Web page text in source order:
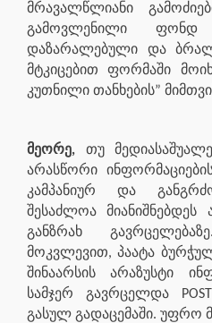
მრავალწლიანი
გამოვლენილი ფონდ
დაზარალებული და
მტკიცებით ფორმაში
კუთნილი თანხების”
მეორე,
თუ
არასწორი
კამპანიურ და
შესაძლოა მიანიშნებდეს
განზრახ
მოკვლევით, პაატა
შინაარსის არაზუსტი
სამჯერ გავრცელდა
გასულ გადაცემაში. უფრო